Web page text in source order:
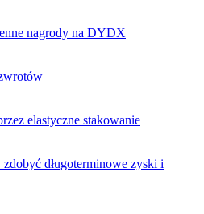
dotyczący kontraktów futures
nagrody na DYDX
elastyczne stakowanie
długoterminowe zyski i